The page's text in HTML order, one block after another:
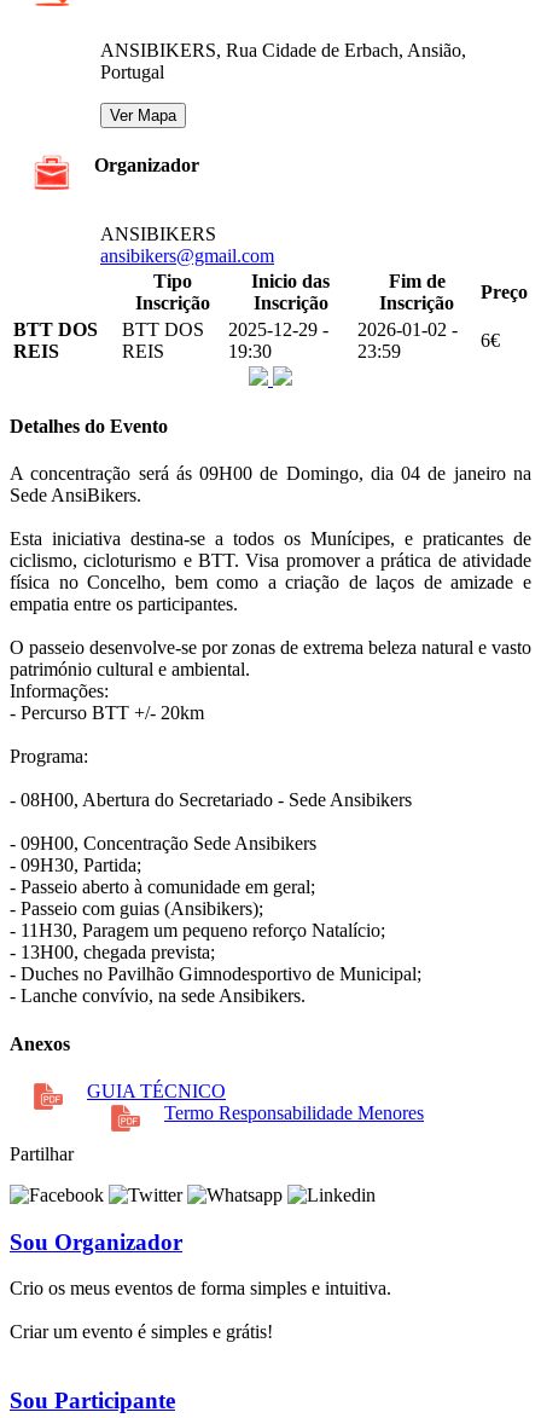
ANSIBIKERS, Rua Cidade de Erbach, Ansião,
Portugal
Organizador
ANSIBIKERS
ansibikers@gmail.com
Tipo
Inscrição
Inicio das
Inscrição
Fim de
Inscrição
Preço
BTT DOS
REIS
BTT DOS
REIS
2025-12-29 -
19:30
2026-01-02 -
23:59
6€
Detalhes do Evento
A concentração será ás 09H00 de Domingo, dia 04 de janeiro na
Sede AnsiBikers.
Esta iniciativa destina-se a todos os Munícipes, e praticantes de
ciclismo, cicloturismo e BTT. Visa promover a prática de atividade
física no Concelho, bem como a criação de laços de amizade e
empatia entre os participantes.
O passeio desenvolve-se por zonas de extrema beleza natural e vasto
património cultural e ambiental.
Informações:
- Percurso BTT +/- 20km
Programa:
- 08H00, Abertura do Secretariado - Sede Ansibikers
- 09H00, Concentração Sede Ansibikers
- 09H30, Partida;
- Passeio aberto à comunidade em geral;
- Passeio com guias (Ansibikers);
- 11H30, Paragem um pequeno reforço Natalício;
- 13H00, chegada prevista;
- Duches no Pavilhão Gimnodesportivo de Municipal;
- Lanche convívio, na sede Ansibikers.
Anexos
GUIA TÉCNICO
Termo Responsabilidade Menores
Partilhar
Sou Organizador
Crio os meus eventos de forma simples e intuitiva.
Criar um evento é simples e grátis!
Sou Participante